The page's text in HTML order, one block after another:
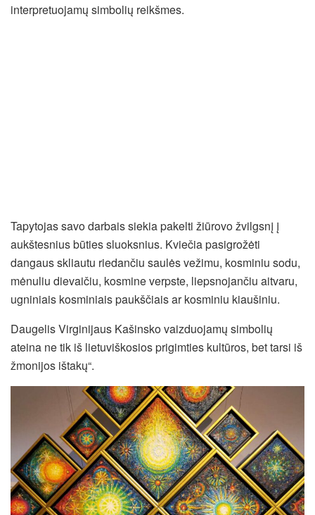
interpretuojamų simbolių reikšmes.
Tapytojas savo darbais siekia pakelti žiūrovo žvilgsnį į
aukštesnius būties sluoksnius. Kviečia pasigrožėti
dangaus skliautu riedančiu saulės vežimu, kosminiu sodu,
mėnuliu dievaičiu, kosmine verpste, liepsnojančiu aitvaru,
ugniniais kosminiais paukščiais ar kosminiu kiaušiniu.
Daugelis Virginijaus Kašinsko vaizduojamų simbolių
ateina ne tik iš lietuviškosios prigimties kultūros, bet tarsi iš
žmonijos ištakų“.